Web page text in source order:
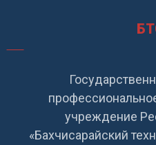
учреждение
«Бахчисарайский